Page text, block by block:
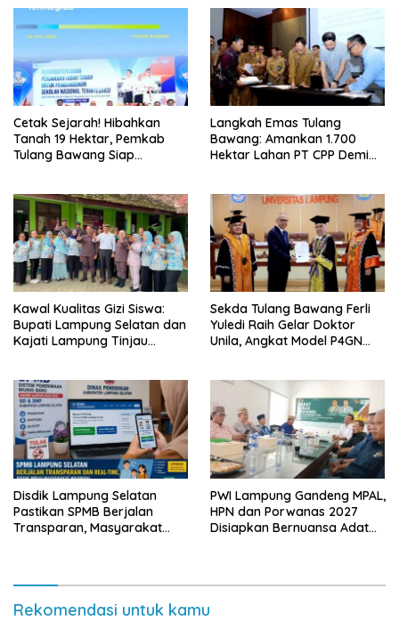
Cetak Sejarah! Hibahkan
Tanah 19 Hektar, Pemkab
Tulang Bawang Siap
Lampung
Langkah Emas Tulang
Bawang: Amankan 1.700
Hektar Lahan PT CPP Demi
Kawal Kualitas Gizi Siswa:
Bupati Lampung Selatan dan
Kajati Lampung Tinjau
Sekda Tulang Bawang Ferli
Yuledi Raih Gelar Doktor
Unila, Angkat Model P4GN
Disdik Lampung Selatan
Pastikan SPMB Berjalan
Transparan, Masyarakat
PWI Lampung Gandeng MPAL,
HPN dan Porwanas 2027
Disiapkan Bernuansa Adat
Rekomendasi untuk kamu